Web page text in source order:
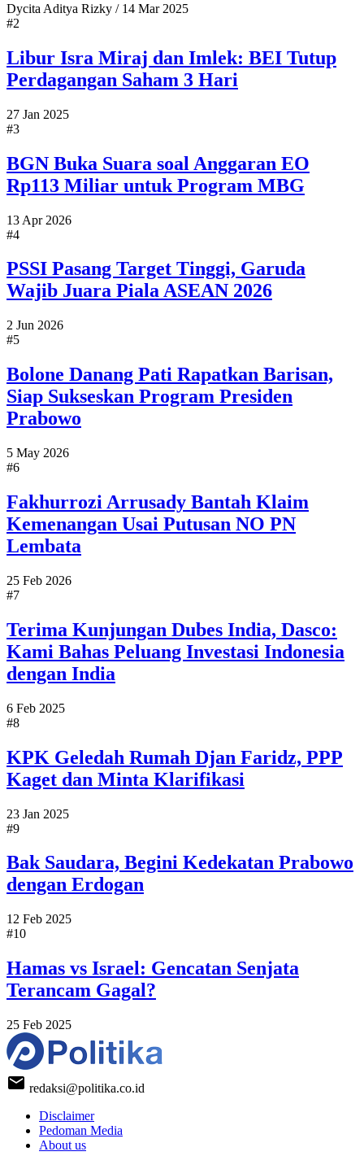
Dycita Aditya Rizky / 14 Mar 2025
#2
Libur Isra Miraj dan Imlek: BEI Tutup
Perdagangan Saham 3 Hari
27 Jan 2025
#3
BGN Buka Suara soal Anggaran EO
Rp113 Miliar untuk Program MBG
13 Apr 2026
#4
PSSI Pasang Target Tinggi, Garuda
Wajib Juara Piala ASEAN 2026
2 Jun 2026
#5
Bolone Danang Pati Rapatkan Barisan,
Siap Sukseskan Program Presiden
Prabowo
5 May 2026
#6
Fakhurrozi Arrusady Bantah Klaim
Kemenangan Usai Putusan NO PN
Lembata
25 Feb 2026
#7
Terima Kunjungan Dubes India, Dasco:
Kami Bahas Peluang Investasi Indonesia
dengan India
6 Feb 2025
#8
KPK Geledah Rumah Djan Faridz, PPP
Kaget dan Minta Klarifikasi
23 Jan 2025
#9
Bak Saudara, Begini Kedekatan Prabowo
dengan Erdogan
12 Feb 2025
#10
Hamas vs Israel: Gencatan Senjata
Terancam Gagal?
25 Feb 2025
redaksi@politika.co.id
Disclaimer
Pedoman Media
About us